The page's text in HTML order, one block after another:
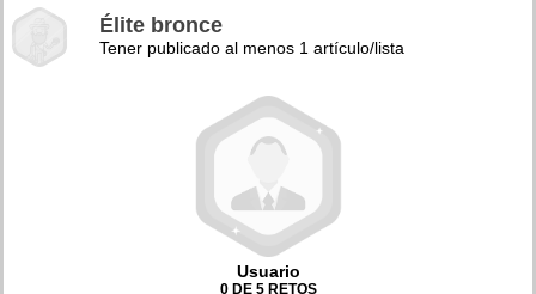
Élite bronce
Tener publicado al menos 1 artículo/lista
Usuario
0 DE 5 RETOS